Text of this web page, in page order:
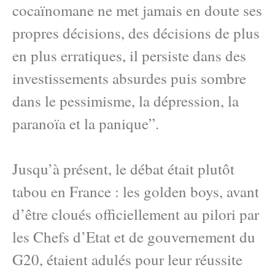
cocaïnomane ne met jamais en doute ses
propres décisions, des décisions de plus
en plus erratiques, il persiste dans des
investissements absurdes puis sombre
dans le pessimisme, la dépression, la
paranoïa et la panique”.
Jusqu’à présent, le débat était plutôt
tabou en France : les golden boys, avant
d’être cloués officiellement au pilori par
les Chefs d’Etat et de gouvernement du
G20, étaient adulés pour leur réussite